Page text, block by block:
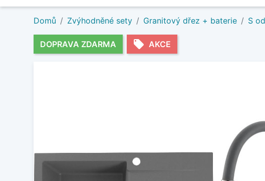
Domů Zvýhodněné sety Granitový dřez + baterie S
DOPRAVA ZDARMA local_offer AKCE